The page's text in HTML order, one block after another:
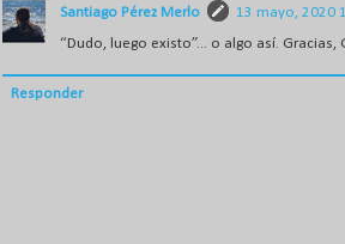
Santiago Pérez Merlo
13 mayo, 2020
“Dudo, luego existo”... o algo así. Gracias,
Responder